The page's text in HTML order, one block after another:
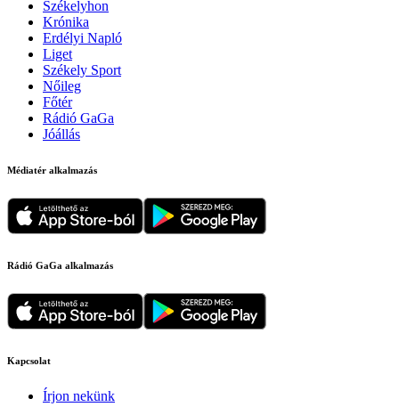
Székelyhon
Krónika
Erdélyi Napló
Liget
Székely Sport
Nőileg
Főtér
Rádió GaGa
Jóállás
Médiatér alkalmazás
Rádió GaGa alkalmazás
Kapcsolat
Írjon nekünk